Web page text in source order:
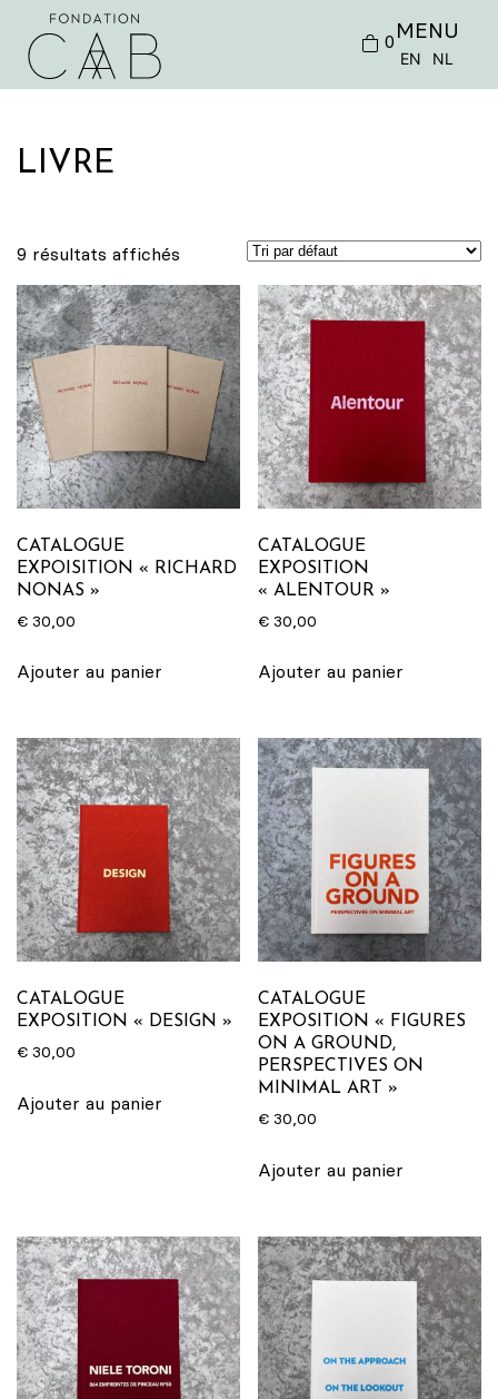
0 MENU
EN NL
LIVRE
9 résultats affichés
CATALOGUE
EXPOISITION « RICHARD
NONAS »
€ 30,00
Ajouter au panier
CATALOGUE
EXPOSITION
« ALENTOUR »
€ 30,00
Ajouter au panier
CATALOGUE
EXPOSITION « DESIGN »
€ 30,00
Ajouter au panier
CATALOGUE
EXPOSITION « FIGURES
ON A GROUND,
PERSPECTIVES ON
MINIMAL ART »
€ 30,00
Ajouter au panier